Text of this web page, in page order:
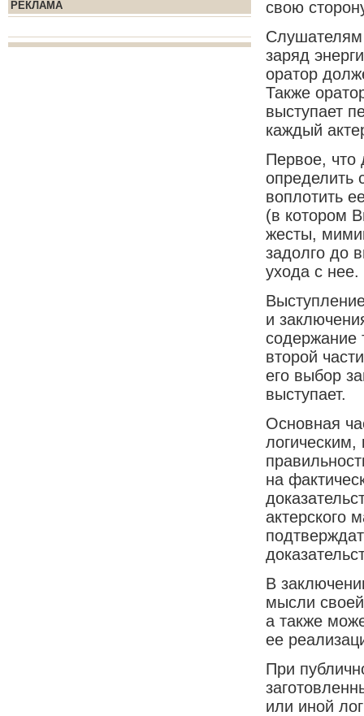
РЕКЛАМА
свою
Слушателям
заряд
оратор
Также
выступает
каждый
Первое, что
определить
воплотить
(в котором
жесты,
задолго до
ухода с нее.
и
содержание
второй
его выбор
выступает.
Основная
логическим,
на
актерского
В
мысли
а также
ее
При
или иной